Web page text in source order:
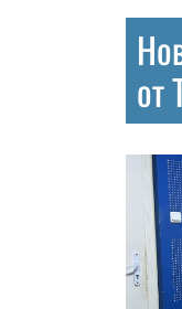
от